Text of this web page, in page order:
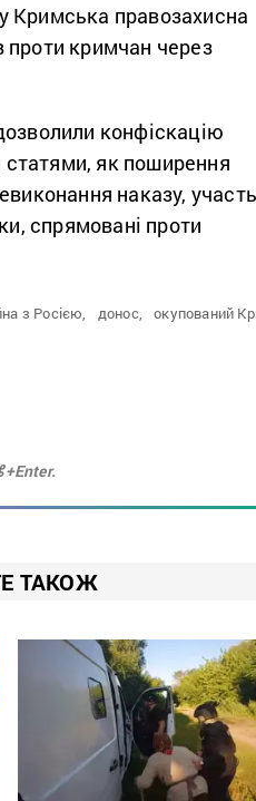
Кримська правозахисна
проти кримчан через
конфіскацію
як поширення
наказу,
спрямовані проти
з Росією, донос,
окупований
ТАКОЖ